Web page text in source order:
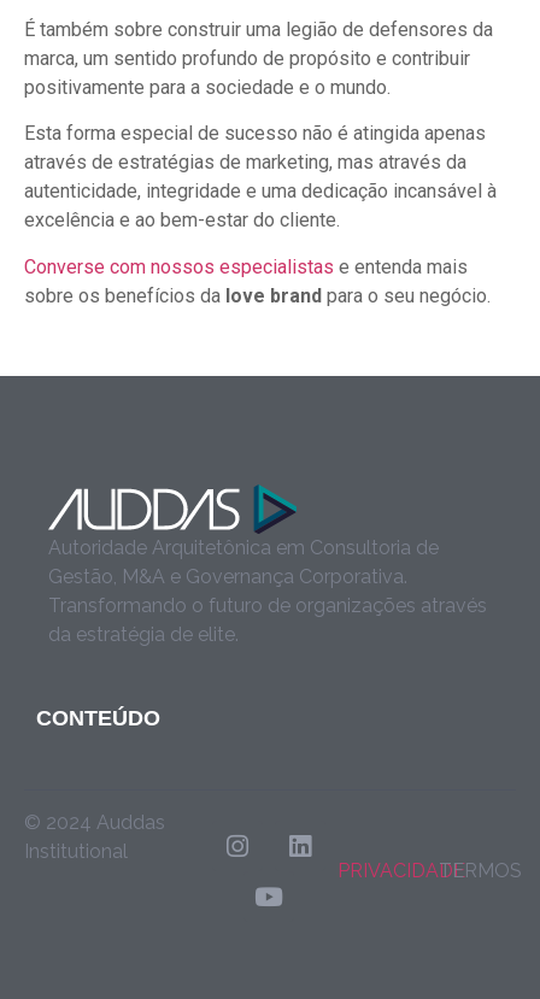
É também sobre construir uma legião de defensores da
marca, um sentido profundo de propósito e contribuir
positivamente para a sociedade e o mundo.
Esta forma especial de sucesso não é atingida apenas
através de estratégias de marketing, mas através da
autenticidade, integridade e uma dedicação incansável à
excelência e ao bem-estar do cliente.
Converse com nossos especialistas e entenda mais
sobre os benefícios da love brand para o seu negócio.
Autoridade Arquitetônica em Consultoria de
Gestão, M&A e Governança Corporativa.
Transformando o futuro de organizações através
da estratégia de elite.
CONTEÚDO
© 2024 Auddas
Institutional
PRIVACIDADETERMOS